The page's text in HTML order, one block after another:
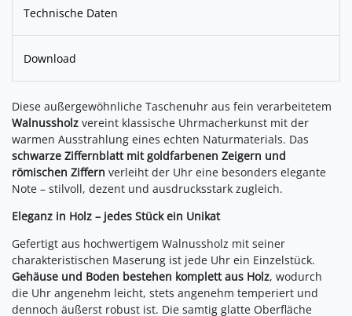
Technische Daten
Download
Diese außergewöhnliche Taschenuhr aus fein verarbeitetem
Walnussholz vereint klassische Uhrmacherkunst mit der
warmen Ausstrahlung eines echten Naturmaterials. Das
schwarze Ziffernblatt mit goldfarbenen Zeigern und
römischen Ziffern verleiht der Uhr eine besonders elegante
Note – stilvoll, dezent und ausdrucksstark zugleich.
Eleganz in Holz – jedes Stück ein Unikat
Gefertigt aus hochwertigem Walnussholz mit seiner
charakteristischen Maserung ist jede Uhr ein Einzelstück.
Gehäuse und Boden bestehen komplett aus Holz, wodurch
die Uhr angenehm leicht, stets angenehm temperiert und
dennoch äußerst robust ist. Die samtig glatte Oberfläche